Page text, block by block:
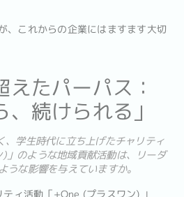
、これからの企業にはますます大切
えたパーパス：
、続けられる」
、学生時代に立ち上げたチャリティ
のような地域貢献活動は、リーダ
うな影響を与えていますか。
ィ活動「+One (プラスワン) 」